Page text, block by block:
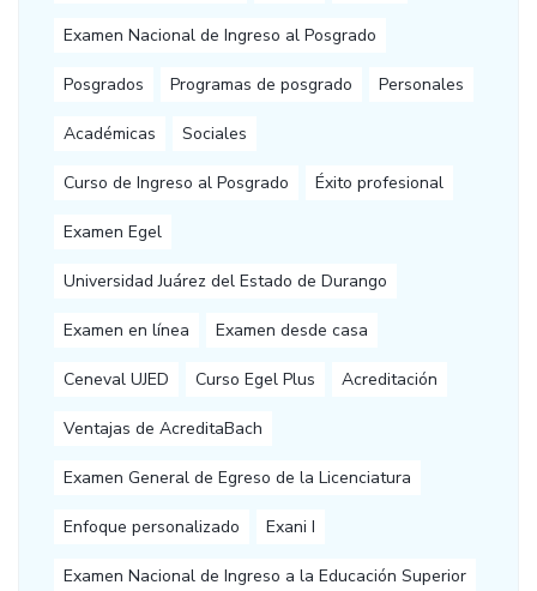
Examen Nacional de Ingreso al Posgrado
Posgrados Programas de posgrado Personales
Académicas Sociales
Curso de Ingreso al Posgrado Éxito profesional
Examen Egel
Universidad Juárez del Estado de Durango
Examen en línea Examen desde casa
Ceneval UJED Curso Egel Plus Acreditación
Ventajas de AcreditaBach
Examen General de Egreso de la Licenciatura
Enfoque personalizado Exani I
Examen Nacional de Ingreso a la Educación Superior